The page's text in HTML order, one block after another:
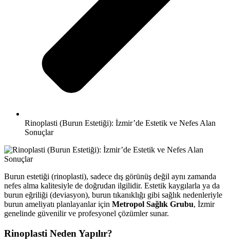
Rinoplasti (Burun Estetiği): İzmir’de Estetik ve Nefes Alan
Sonuçlar
Burun estetiği (rinoplasti), sadece dış görünüş değil aynı zamanda
nefes alma kalitesiyle de doğrudan ilgilidir. Estetik kaygılarla ya da
burun eğriliği (deviasyon), burun tıkanıklığı gibi sağlık nedenleriyle
burun ameliyatı planlayanlar için Metropol Sağlık Grubu, İzmir
genelinde güvenilir ve profesyonel çözümler sunar.
Rinoplasti Neden Yapılır?